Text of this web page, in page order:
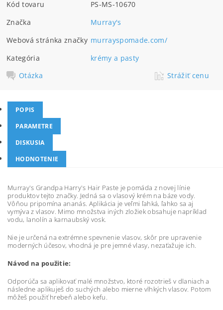
Kód tovaru
PS-MS-10670
Značka
Murray's
Webová stránka značky murrayspomade.com/
Kategória
krémy a pasty
Otázka
Strážiť cenu
POPIS
PARAMETRE
DISKUSIA
HODNOTENIE
Murray's Grandpa Harry's Hair Paste je pomáda z novej línie
produktov tejto značky. Jedná sa o vlasový krém na báze vody.
Vôňou pripomína ananás. Aplikácia je veľmi ľahká, ľahko sa aj
vymýva z vlasov. Mimo množstva iných zložiek obsahuje napríklad
vodu, lanolín a karnaubský vosk.
Nie je určená na extrémne spevnenie vlasov, skôr pre upravenie
moderných účesov, vhodná je pre jemné vlasy, nezaťažuje ich.
Návod na použitie:
Odporúča sa aplikovať malé množstvo, ktoré rozotrieš v dlaniach a
následne aplikuješ do suchých alebo mierne vlhkých vlasov. Potom
môžeš použiť hrebeň alebo kefu.